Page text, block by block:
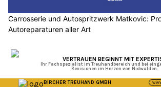
Carrosserie und Autospritzwerk Matkovic:
Autoreparaturen aller Art